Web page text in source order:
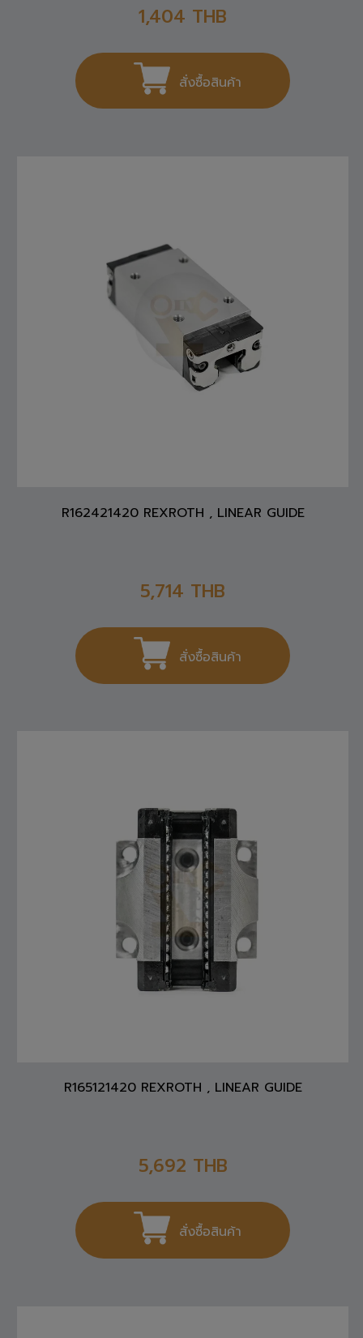
1,404 THB
สั่งซื้อสินค้า
R162421420 REXROTH , LINEAR GUIDE
5,714 THB
สั่งซื้อสินค้า
R165121420 REXROTH , LINEAR GUIDE
5,692 THB
สั่งซื้อสินค้า